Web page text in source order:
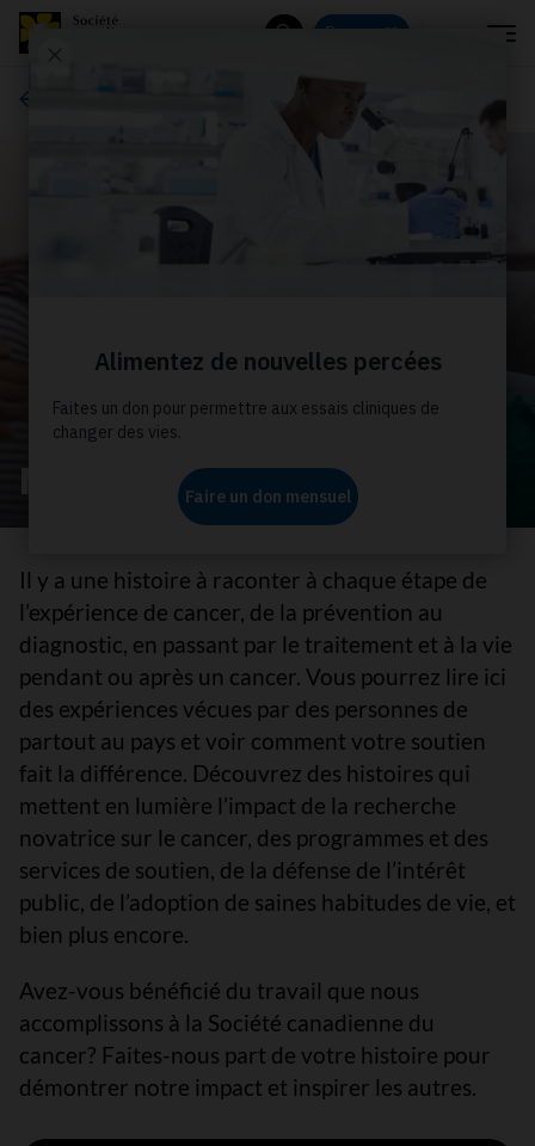
Donnez
Nos histoires
Il y a une histoire à raconter à chaque étape de
l’expérience de cancer, de la prévention au
diagnostic, en passant par le traitement et à la vie
pendant ou après un cancer. Vous pourrez lire ici
des expériences vécues par des personnes de
partout au pays et voir comment votre soutien
fait la différence. Découvrez des histoires qui
mettent en lumière l’impact de la recherche
novatrice sur le cancer, des programmes et des
services de soutien, de la défense de l’intérêt
public, de l’adoption de saines habitudes de vie, et
bien plus encore.
Avez-vous bénéficié du travail que nous
accomplissons à la Société canadienne du
cancer? Faites-nous part de votre histoire pour
démontrer notre impact et inspirer les autres.